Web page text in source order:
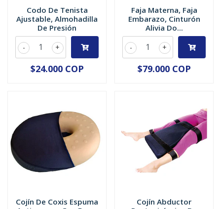
Codo De Tenista
Ajustable, Almohadilla
De Presión
+
-
$24.000 COP
Faja Materna, Faja
Embarazo, Cinturón
Alivia Do...
+
-
$79.000 COP
Cojín De Coxis Espuma
Cojín Abductor